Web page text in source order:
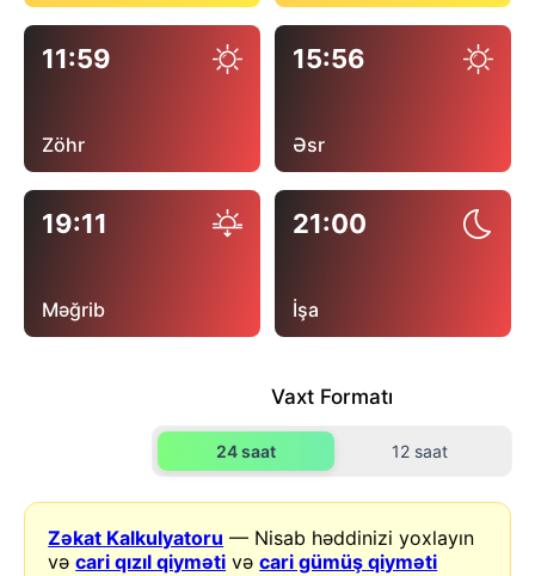
11:59
Zöhr
15:56
Əsr
19:11
Məğrib
21:00
İşa
Vaxt Formatı
24 saat 12 saat
Zəkat Kalkulyatoru — Nisab həddinizi yoxlayın
vəcari qızıl qiyməti vəcari gümüş qiyməti